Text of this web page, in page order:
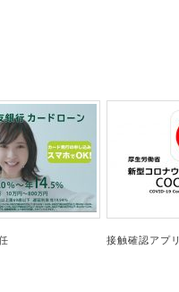
接触確認アプ